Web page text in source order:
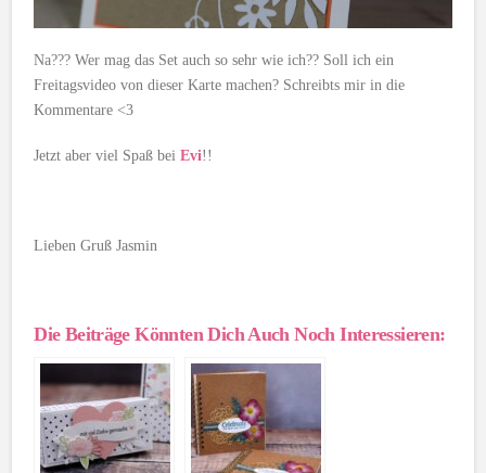
Na??? Wer mag das Set auch so sehr wie ich?? Soll ich ein
Freitagsvideo von dieser Karte machen? Schreibts mir in die
Kommentare <3
Jetzt aber viel Spaß beiEvi!!
Lieben Gruß Jasmin
Die Beiträge Könnten Dich Auch Noch Interessieren: